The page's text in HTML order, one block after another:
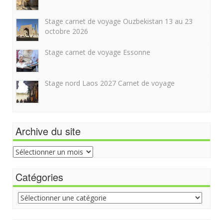
Stage carnet de voyage Ouzbekistan 13 au 23
octobre 2026
Stage carnet de voyage Essonne
Stage nord Laos 2027 Carnet de voyage
Archive du site
Archive
du
Catégories
Catégories